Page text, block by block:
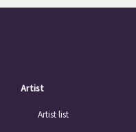
Artist
Artist list